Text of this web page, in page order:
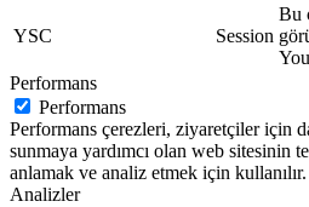
YSC Session
Bu
Performans
Performans
Performans çerezleri, ziyaretçiler için
sunmaya yardımcı olan web sitesinin
anlamak ve analiz etmek için kullanılır.
Analizler